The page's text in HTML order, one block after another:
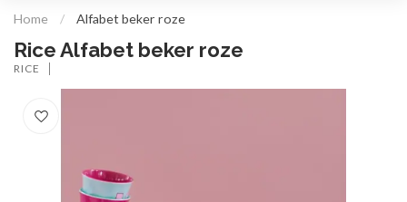
Home / Alfabet beker roze
Rice Alfabet beker roze
RICE